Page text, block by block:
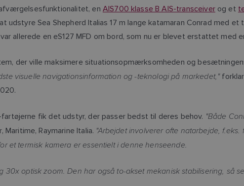
en AIS700 klasse B AIS-transceiverog et
udstyre Sea Shepherd Italias 17 m lange katamaran Conrad med
allerede en eS127 MFD om bord, som nu er blevet erstattet med
der ville maksimere situationsopmærksomheden og
visuelle navigationsinformation og -teknologi på markedet,"
fik det udstyr, der passer bedst til deres behov. "Både
Maritime, Raymarine Italia. "Arbejdet involverer ofte natarbejde,
et termisk kamera er essentielt i denne henseende.
optisk zoom. Den har også to-akset mekanisk stabilisering, så